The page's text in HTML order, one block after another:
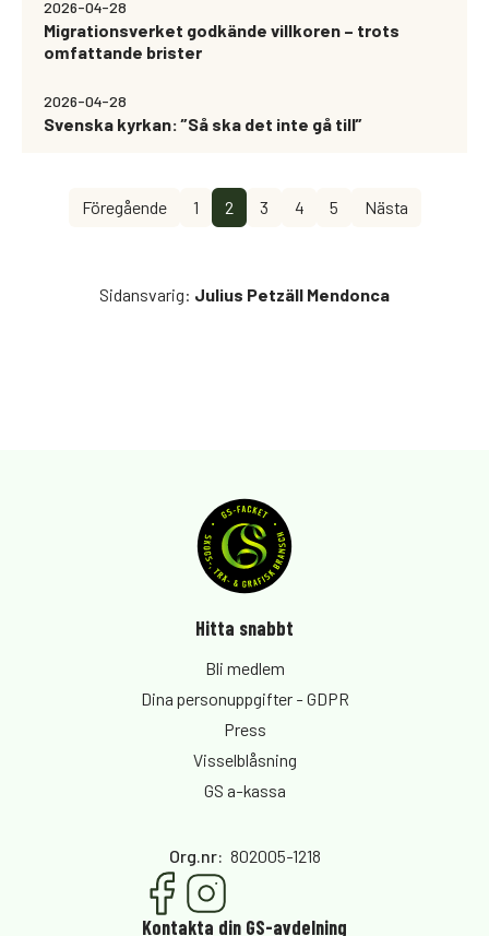
2026-04-28
Migrationsverket godkände villkoren – trots
omfattande brister
2026-04-28
Svenska kyrkan: ”Så ska det inte gå till”
Föregående 1 2 3 4 5 Nästa
Sidansvarig: Julius Petzäll Mendonca
Hitta snabbt
Bli medlem
Dina personuppgifter - GDPR
Press
Visselblåsning
GS a-kassa
Org.nr: 802005-1218
Kontakta din GS-avdelning